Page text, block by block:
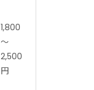
1,800
～
2,500
円